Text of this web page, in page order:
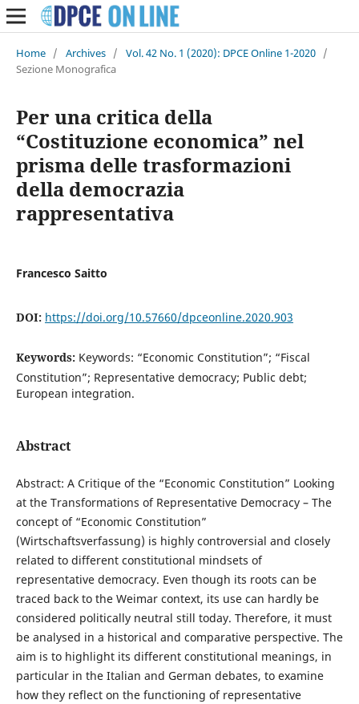
Home / Archives / Vol. 42 No. 1 (2020): DPCE Online 1-2020 /
Sezione Monografica
Per una critica della
“Costituzione economica” nel
prisma delle trasformazioni
della democrazia
rappresentativa
Francesco Saitto
DOI: https://doi.org/10.57660/dpceonline.2020.903
Keywords: Keywords: “Economic Constitution”; “Fiscal
Constitution”; Representative democracy; Public debt;
European integration.
Abstract
Abstract: A Critique of the “Economic Constitution” Looking
at the Transformations of Representative Democracy – The
concept of “Economic Constitution”
(Wirtschaftsverfassung) is highly controversial and closely
related to different constitutional mindsets of
representative democracy. Even though its roots can be
traced back to the Weimar context, its use can hardly be
considered politically neutral still today. Therefore, it must
be analysed in a historical and comparative perspective. The
aim is to highlight its different constitutional meanings, in
particular in the Italian and German debates, to examine
how they reflect on the functioning of representative